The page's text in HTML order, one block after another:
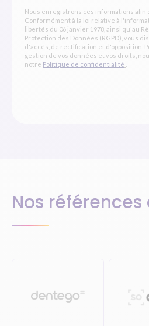
Nous enregistrons ces informations afin
Conformément à la loi relative à
libertés du 06 janvier 1978, ainsi qu'au
Protection des Données (RGPD), vous
d'accès, de rectification et d'opposition.
gestion de vos données et vos droits,
notre Politique de confidentialité
Nos